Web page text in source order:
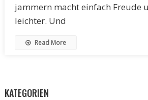
jammern macht einfach Freude
leichter. Und
Read More
KATEGORIEN